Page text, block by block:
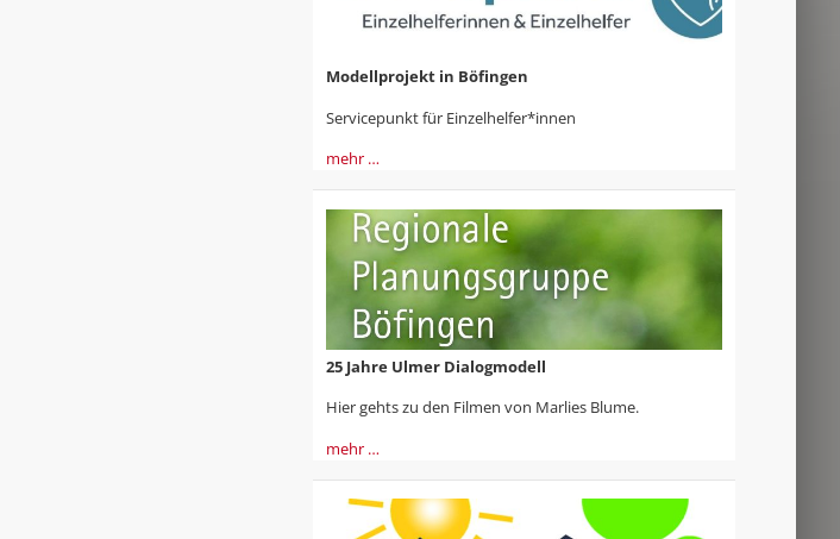
Modellprojekt in Böfingen
Servicepunkt für Einzelhelfer*innen
mehr …
25 Jahre Ulmer Dialogmodell
Hier gehts zu den Filmen von Marlies Blume.
mehr …